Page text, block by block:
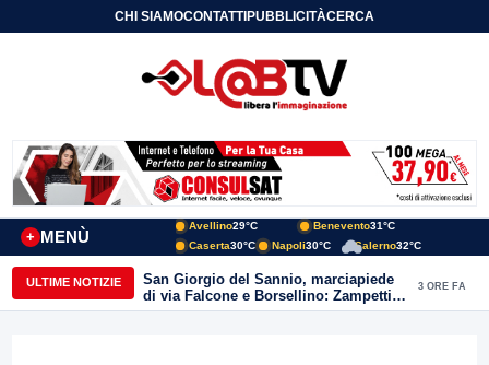
CHI SIAMOCONTATTIPUBBLICITÀCERCA
MENÙ
+
Avellino29°C Benevento31°C
Caserta30°C Napoli30°C Salerno32°C
ULTIME NOTIZIE
San Giorgio del Sannio, marciapiede
di via Falcone e Borsellino: Zampetti e
Lombardi replicano alle polemiche
3 ORE FA